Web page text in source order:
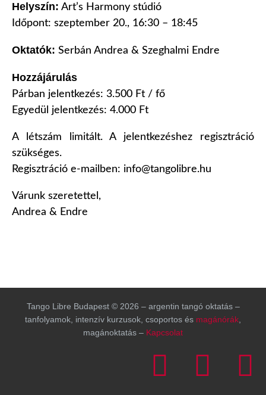
Helyszín: Art’s Harmony stúdió
Időpont: szeptember 20., 16:30 – 18:45
Oktatók: Serbán Andrea & Szeghalmi Endre
Hozzájárulás
Párban jelentkezés: 3.500 Ft / fő
Egyedül jelentkezés: 4.000 Ft
A létszám limitált. A jelentkezéshez regisztráció
szükséges.
Regisztráció e-mailben: info@tangolibre.hu
Várunk szeretettel,
Andrea & Endre
Tango Libre Budapest © 2026 – argentin tangó oktatás –
tanfolyamok, intenzív kurzusok, csoportos és magánórák
magánoktatás – Kapcsolat